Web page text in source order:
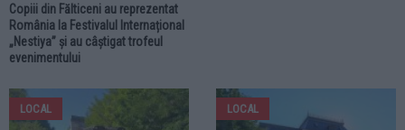
Copiii din Fălticeni au reprezentat
România la Festivalul Internațional
„Nestiya” și au câștigat trofeul
evenimentului
LOCAL LOCAL